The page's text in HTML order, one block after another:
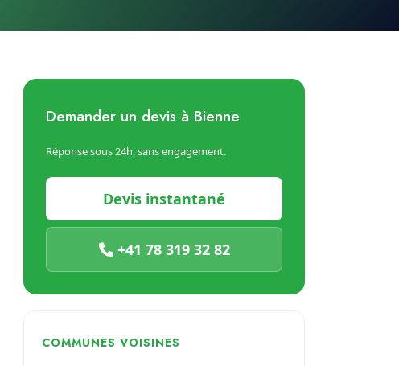
Demander un devis à Bienne
Réponse sous 24h, sans engagement.
Devis instantané
+41 78 319 32 82
COMMUNES VOISINES